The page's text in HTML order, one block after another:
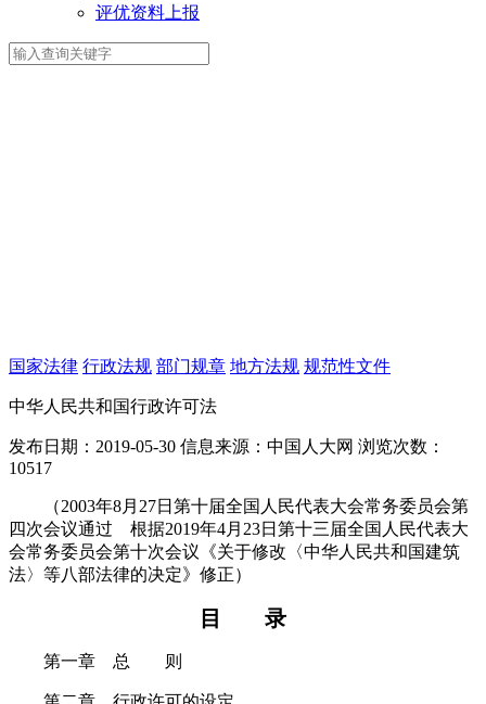
评优资料上报
国家法律 行政法规 部门规章 地方法规 规范性文件
中华人民共和国行政许可法
发布日期：2019-05-30 信息来源：中国人大网 浏览次数：
10517
（2003年8月27日第十届全国人民代表大会常务委员会第
四次会议通过 根据2019年4月23日第十三届全国人民代表大
会常务委员会第十次会议《关于修改〈中华人民共和国建筑
法〉等八部法律的决定》修正）
目 录
第一章 总 则